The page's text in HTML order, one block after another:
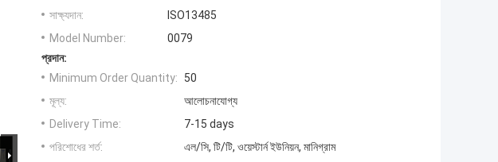
সাক্ষ্যদান:
ISO13485
Model Number:
0079
প্রদান:
Minimum Order Quantity:
50
মূল্য:
আলোচনাযোগ্য
Delivery Time:
7-15 days
পরিশোধের শর্ত:
এল/সি, টি/টি, ওয়েস্টার্ন ইউনিয়ন, মানিগ্রাম